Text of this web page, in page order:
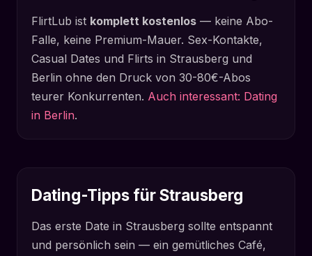
FlirtLub ist komplett kostenlos — keine Abo-
Falle, keine Premium-Mauer. Sex-Kontakte,
Casual Dates und Flirts in Strausberg und
Berlin ohne den Druck von 30-80€-Abos
teurer Konkurrenten. Auch interessant: Dating
in Berlin.
Dating-Tipps für Strausberg
Das erste Date in Strausberg sollte entspannt
und persönlich sein — ein gemütliches Café,